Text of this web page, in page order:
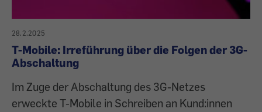
28.2.2025
T-Mobile: Irreführung über die Folgen der 3G-
Abschaltung
Im Zuge der Abschaltung des 3G-Netzes
erweckte T-Mobile in Schreiben an Kund:innen